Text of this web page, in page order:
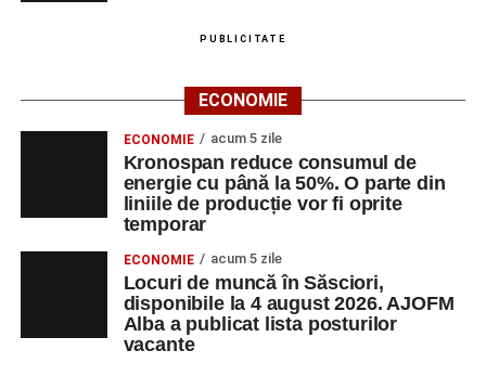
PUBLICITATE
ECONOMIE
ECONOMIE acum 5 zile
Kronospan reduce consumul de
energie cu până la 50%. O parte din
liniile de producție vor fi oprite
temporar
ECONOMIE acum 5 zile
Locuri de muncă în Săsciori,
disponibile la 4 august 2026. AJOFM
Alba a publicat lista posturilor
vacante